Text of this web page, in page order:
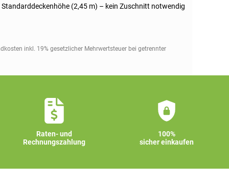
(2,45 m) – kein Zuschnitt notwendig
inkl. 19% gesetzlicher Mehrwertsteuer bei getrennter
Raten- und
Rechnungszahlung
100%
sicher einkaufen